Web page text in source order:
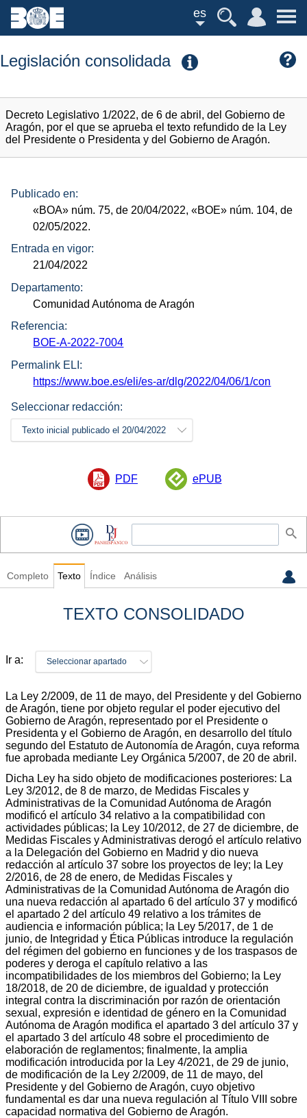
es
Legislación consolidada
Decreto Legislativo 1/2022, de 6 de abril, del Gobierno de
Aragón, por el que se aprueba el texto refundido de la Ley
del Presidente o Presidenta y del Gobierno de Aragón.
Publicado en:
«BOA» núm. 75, de 20/04/2022,«BOE» núm. 104, de
02/05/2022.
Entrada en vigor:
21/04/2022
Departamento:
Comunidad Autónoma de Aragón
Referencia:
BOE-A-2022-7004
Permalink ELI:
https://www.boe.es/eli/es-ar/dlg/2022/04/06/1/con
Seleccionar redacción:
Texto inicial publicado el 20/04/2022
PDF ePUB
Completo Texto Índice Análisis
TEXTO CONSOLIDADO
Ir a: Seleccionar apartado
La Ley 2/2009, de 11 de mayo, del Presidente y del Gobierno
de Aragón, tiene por objeto regular el poder ejecutivo del
Gobierno de Aragón, representado por el Presidente o
Presidenta y el Gobierno de Aragón, en desarrollo del título
segundo del Estatuto de Autonomía de Aragón, cuya reforma
fue aprobada mediante Ley Orgánica 5/2007, de 20 de abril.
Dicha Ley ha sido objeto de modificaciones posteriores: La
Ley 3/2012, de 8 de marzo, de Medidas Fiscales y
Administrativas de la Comunidad Autónoma de Aragón
modificó el artículo 34 relativo a la compatibilidad con
actividades públicas; la Ley 10/2012, de 27 de diciembre, de
Medidas Fiscales y Administrativas derogó el artículo relativo
a la Delegación del Gobierno en Madrid y dio nueva
redacción al artículo 37 sobre los proyectos de ley; la Ley
2/2016, de 28 de enero, de Medidas Fiscales y
Administrativas de la Comunidad Autónoma de Aragón dio
una nueva redacción al apartado 6 del artículo 37 y modificó
el apartado 2 del artículo 49 relativo a los trámites de
audiencia e información pública; la Ley 5/2017, de 1 de
junio, de Integridad y Ética Públicas introduce la regulación
del régimen del gobierno en funciones y de los traspasos de
poderes y deroga el capítulo relativo a las
incompatibilidades de los miembros del Gobierno; la Ley
18/2018, de 20 de diciembre, de igualdad y protección
integral contra la discriminación por razón de orientación
sexual, expresión e identidad de género en la Comunidad
Autónoma de Aragón modifica el apartado 3 del artículo 37 y
el apartado 3 del artículo 48 sobre el procedimiento de
elaboración de reglamentos; finalmente, la amplia
modificación introducida por la Ley 4/2021, de 29 de junio,
de modificación de la Ley 2/2009, de 11 de mayo, del
Presidente y del Gobierno de Aragón, cuyo objetivo
fundamental es dar una nueva regulación al Título VIII sobre
capacidad normativa del Gobierno de Aragón.